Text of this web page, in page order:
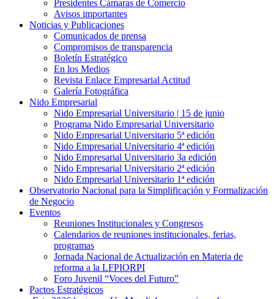
Presidentes Cámaras de Comercio
Avisos importantes
Noticias y Publicaciones
Comunicados de prensa
Compromisos de transparencia
Boletín Estratégico
En los Medios
Revista Enlace Empresarial Actitud
Galería Fotográfica
Nido Empresarial
Nido Empresarial Universitario | 15 de junio
Programa Nido Empresarial Universitario
Nido Empresarial Universitario 5ª edición
Nido Empresarial Universitario 4ª edición
Nido Empresarial Universitario 3a edición
Nido Empresarial Universitario 2ª edición
Nido Empresarial Universitario 1ª edición
Observatorio Nacional para la Simplificación y Formalización
de Negocio
Eventos
Reuniones Institucionales y Congresos
Calendarios de reuniones institucionales, ferias,
programas
Jornada Nacional de Actualización en Materia de
reforma a la LFPIORPI
Foro Juvenil “Voces del Futuro”
Pactos Estratégicos